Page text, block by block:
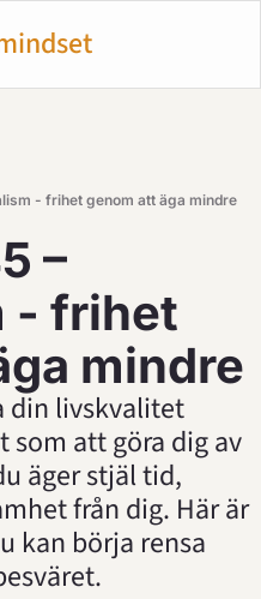
- frihet genom att äga mindre
–
- frihet
mindre
din livskvalitet
som att göra dig av
äger stjäl tid,
från dig. Här är
kan börja rensa